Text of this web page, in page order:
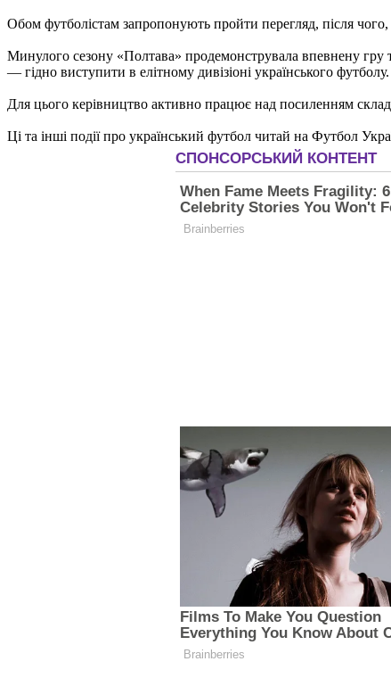
Обом футболістам запропонують пройти перегляд, після
Минулого сезону «Полтава» продемонструвала впевнену гру
— гідно виступити в елітному дивізіоні українського футболу.
Для цього керівництво активно працює над посиленням
Ці та інші події про український футбол читай на Футбол